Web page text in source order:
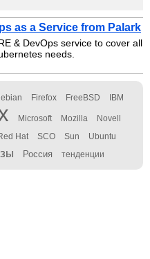
as a Service from Palark
& DevOps service to cover all
needs.
Firefox FreeBSD IBM
Microsoft Mozilla Novell
Hat SCO Sun Ubuntu
Россия тенденции